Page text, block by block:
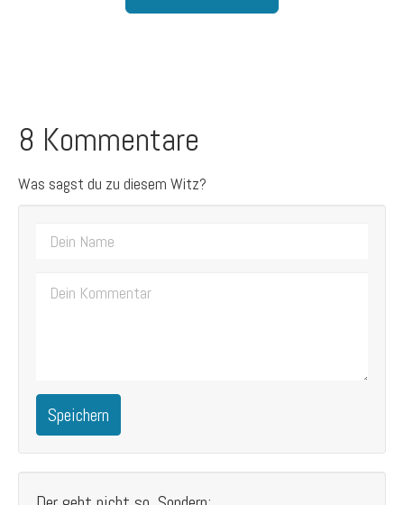
8 Kommentare
Was sagst du zu diesem Witz?
Speichern